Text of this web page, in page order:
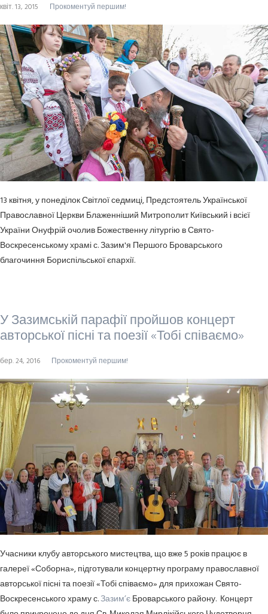
квіт. 13, 2015 Прокоментуй першим!
13 квітня, у понеділок Світлої седмиці, Предстоятель Української
Православної Церкви Блаженніший Митрополит Київський і всієї
України Онуфрій очолив Божественну літургію в Свято-
Воскресенському храмі с. Зазим'я Першого Броварського
благочиння Бориспільської єпархії.
У Зазимській парафії пройшов концерт
авторської пісні та поезії «Тобі співаємо»
бер. 24, 2016 Прокоментуй першим!
Учасники клубу авторського мистецтва, що вже 5 років працює в
галереї «Соборна», підготували концертну програму православної
авторської пісні та поезії «Тобі співаємо» для прихожан Свято-
Воскресенського храму с.Зазим’єБроварського району. Концерт